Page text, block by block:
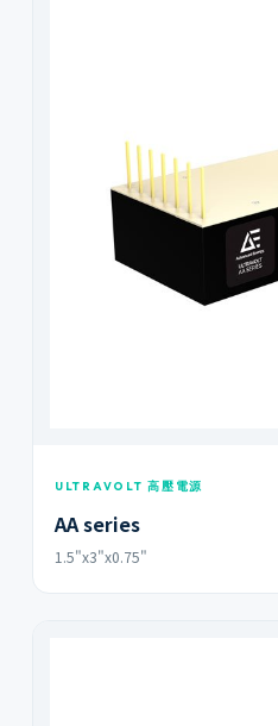
ULTRAVOLT 高壓電源
AA series
1.5"x3"x0.75"